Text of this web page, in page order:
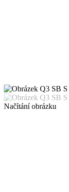
Načítání obrázku